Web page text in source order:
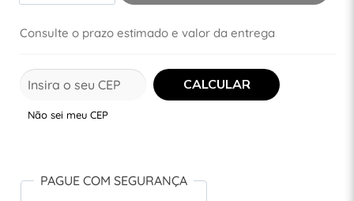
Consulte o prazo estimado e valor da entrega
Não sei meu CEP
PAGUE COM SEGURANÇA